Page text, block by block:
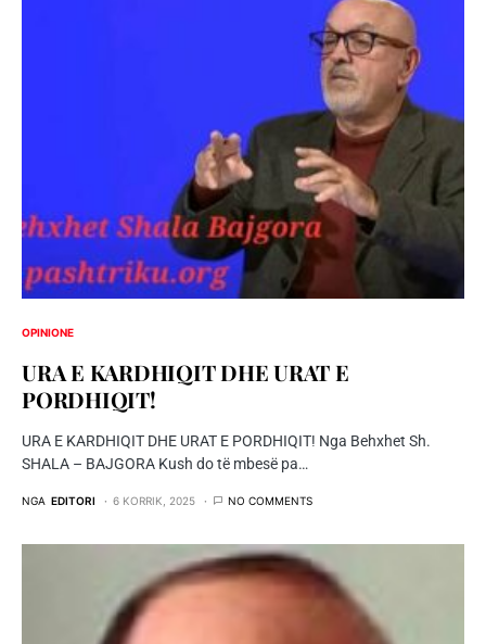
OPINIONE
URA E KARDHIQIT DHE URAT E
PORDHIQIT!
URA E KARDHIQIT DHE URAT E PORDHIQIT! Nga Behxhet Sh.
SHALA – BAJGORA Kush do të mbesë pa…
NGA EDITORI 6 KORRIK, 2025 NO COMMENTS